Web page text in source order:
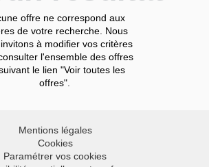
offre ne correspond aux
de votre recherche. Nous
à modifier vos critères
l'ensemble des offres
le lien "Voir toutes les
offres".
Mentions légales
Cookies
Paramétrer vos cookies